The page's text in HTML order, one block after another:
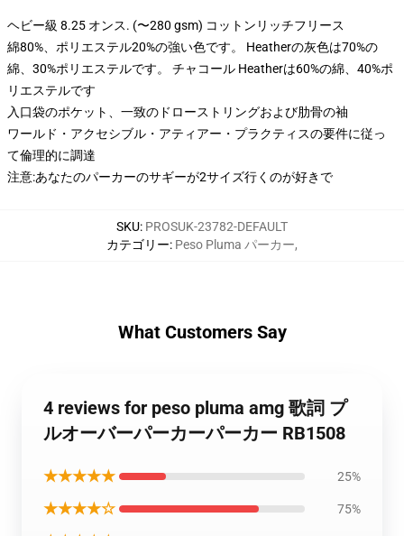
ヘビー級 8.25 オンス. (〜280 gsm) コットンリッチフリース
綿80%、ポリエステル20%の強い色です。 Heatherの灰色は70%の
綿、30%ポリエステルです。 チャコール Heatherは60%の綿、40%ポ
リエステルです
入口袋のポケット、一致のドローストリングおよび肋骨の袖
ワールド・アクセシブル・アティアー・プラクティスの要件に従っ
て倫理的に調達
注意:あなたのパーカーのサギーが2サイズ行くのが好きで
SKU: PROSUK-23782-DEFAULT
カテゴリー: Peso Pluma パーカー,
What Customers Say
4 reviews for peso pluma amg 歌詞 プ
ルオーバーパーカーパーカー RB1508
★★★★★ 25%
★★★★☆ 75%